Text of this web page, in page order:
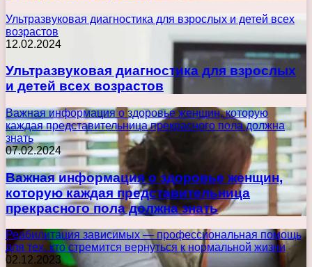
Ультразвуковая диагностика для взрослых и детей всех
возрастов
12.02.2024
Ультразвуковая диагностика для взрослых
и детей всех возрастов
Важная информация о здоровье женщин, которую
каждая представительница прекрасного пола должна
знать
07.02.2024
Важная информация о здоровье женщин,
которую каждая представительница
прекрасного пола должна знать
Реабилитация зависимых — профессиональная помощь
для тех, кто стремится вернуться к нормальной жизни
02.12.2023